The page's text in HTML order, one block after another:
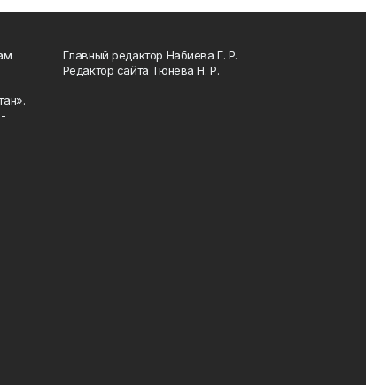
Главный редактор Набиева Г. Р.
Редактор сайта Тюнёва Н. Р.